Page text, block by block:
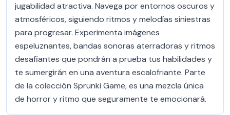
jugabilidad atractiva. Navega por entornos oscuros y
atmosféricos, siguiendo ritmos y melodías siniestras
para progresar. Experimenta imágenes
espeluznantes, bandas sonoras aterradoras y ritmos
desafiantes que pondrán a prueba tus habilidades y
te sumergirán en una aventura escalofriante. Parte
de la colección Sprunki Game, es una mezcla única
de horror y ritmo que seguramente te emocionará.